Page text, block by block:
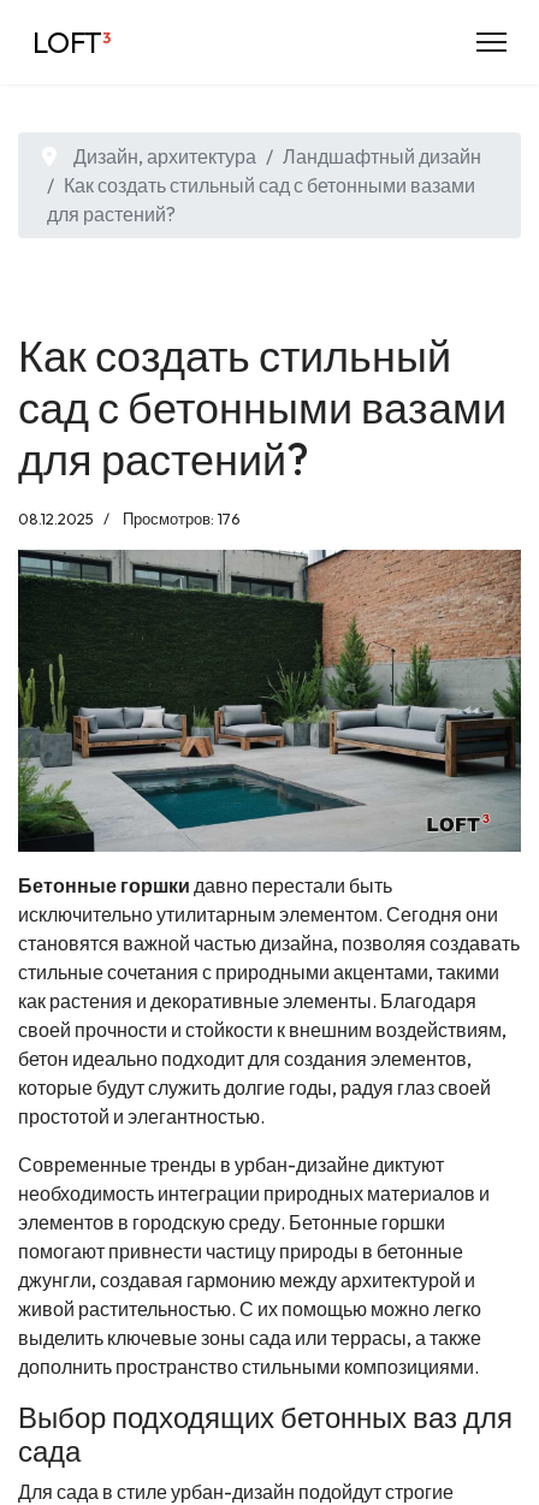
LOFT³
Дизайн, архитектура
Ландшафтный дизайн
Как создать стильный сад с бетонными вазами
для растений?
Как создать стильный
сад с бетонными вазами
для растений?
08.12.2025 Просмотров: 176
Бетонные горшки давно перестали быть
исключительно утилитарным элементом. Сегодня они
становятся важной частью дизайна, позволяя создавать
стильные сочетания с природными акцентами, такими
как растения и декоративные элементы. Благодаря
своей прочности и стойкости к внешним воздействиям,
бетон идеально подходит для создания элементов,
которые будут служить долгие годы, радуя глаз своей
простотой и элегантностью.
Современные тренды в урбан-дизайне диктуют
необходимость интеграции природных материалов и
элементов в городскую среду. Бетонные горшки
помогают привнести частицу природы в бетонные
джунгли, создавая гармонию между архитектурой и
живой растительностью. С их помощью можно легко
выделить ключевые зоны сада или террасы, а также
дополнить пространство стильными композициями.
Выбор подходящих бетонных ваз для
сада
Для сада в стиле урбан-дизайн подойдут строгие